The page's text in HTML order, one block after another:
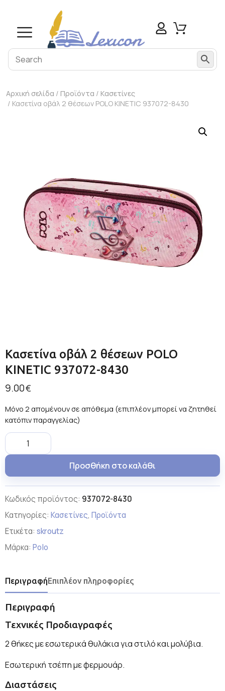
Αρχική σελίδα / Προϊόντα / Κασετίνες
/ Κασετίνα οβάλ 2 θέσεων POLO KINETIC 937072-8430
Κασετίνα οβάλ 2 θέσεων POLO
KINETIC 937072-8430
9.00€
Μόνο 2 απομένουν σε απόθεμα (επιπλέον μπορεί να ζητηθεί
κατόπιν παραγγελίας)
Προσθήκη στο καλάθι
Κωδικός προϊόντος: 937072-8430
Κατηγορίες: Κασετίνες, Προϊόντα
Ετικέτα: skroutz
Μάρκα: Polo
ΠεριγραφήΕπιπλέον πληροφορίες
Περιγραφή
Τεχνικές Προδιαγραφές
2 θήκες με εσωτερικά θυλάκια για στιλό και μολύβια.
Εσωτερική τσέπη με φερμουάρ.
Διαστάσεις